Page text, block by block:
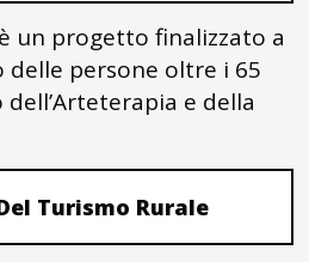
un progetto finalizzato a
delle persone oltre i 65
e della
Turismo Rurale